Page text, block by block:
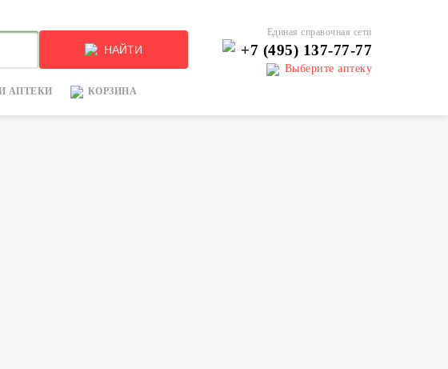
НАЙТИ
АПТЕКИ КОРЗИНА
Единая справочная сети
+7 (495) 137-77-77
Выберите аптеку